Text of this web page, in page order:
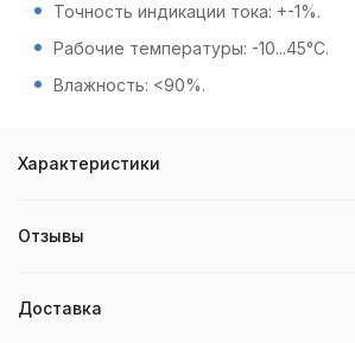
Точность индикации тока: +-1%.
Рабочие температуры: -10...45°C.
Влажность: <90%.
Характеристики
Отзывы
Доставка